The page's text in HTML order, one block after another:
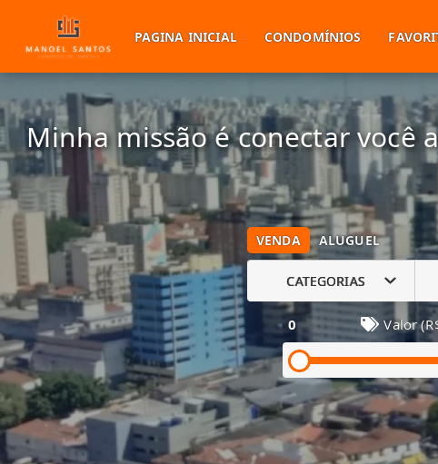
PAGINA INICIAL CONDOMÍNIOS
Minha missão é conectar você
VENDA ALUGUEL
CATEGORIAS
0 Valor